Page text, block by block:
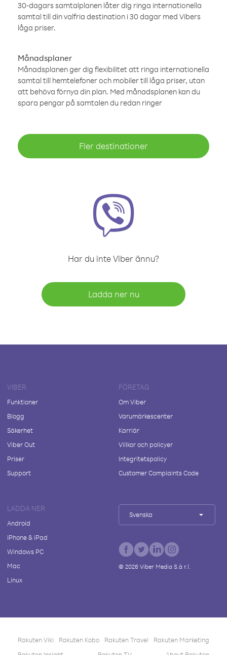
30-dagars samtalplanen låter dig ringa internationella
samtal till din valfria destination i 30 dagar med Vibers
låga priser.
Månadsplaner
Månadsplanen ger dig flexibilitet att ringa internationella
samtal till hemtelefoner och mobiler till låga priser, utan
att behöva förnya din plan. Med månadsplanen kan du
spara pengar på samtalen du redan ringer
Fler destinationer
Har du inte Viber ännu?
Ladda ner nu
VIBER
Funktioner
Blogg
Säkerhet
Viber Out
Priser
Support
FÖRETAG
Om Viber
Varumärkescenter
Karriär
Villkor och policyer
Integritetspolicy
Customer Complaints Code
LADDA NER
Android
iPhone & iPad
Windows PC
Mac
Linux
Svenska
© 2026Viber Media S.à r.l.
Rakuten Viki Rakuten Kobo Rakuten Travel
Rakuten Marketing